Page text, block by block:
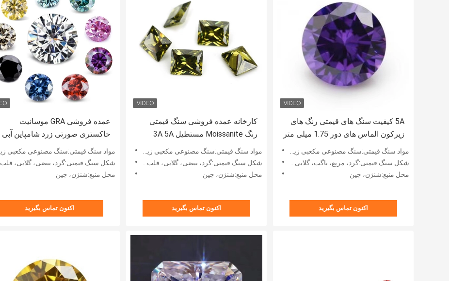
عمده فروشی GRA موسانیت
خاکستری صورتی زرد شامپاین آبی
سبز گرد قطع موسانیت الماس برای
ساخت جواهرات
مواد سنگ قیمتی:سنگ مصنوعی مکعبی زیرکونیا
شکل سنگ قیمتی:گرد، بیضی، گلابی، قلب، مربع، تابشی، کوسن و غیره
محل منبع:شنژن، چین
اکنون تماس بگیرید
کارخانه عمده فروشی سنگ قیمتی
رنگ Moissanite مستطیل 3A 5A
برای حلقه Moissanite
مواد سنگ قیمتی:سنگ مصنوعی مکعبی زیرکونیا
شکل سنگ قیمتی:گرد، بیضی، گلابی، قلب، مربع، تابشی، کوسن و غیره
محل منبع:شنژن، چین
اکنون تماس بگیرید
5A کیفیت سنگ های قیمتی رنگ های
زیرکون الماس های دور 1.75 میلی متر
2.25 میلی متر مصنوعی 5ct برای
حلقه موسانایت
مواد سنگ قیمتی:سنگ مصنوعی مکعبی زیرکونیا
شکل سنگ قیمتی:گرد، مربع، باگت، گلابی، بیضی، مارکیز، قلب و غیره
محل منبع:شنژن، چین
اکنون تماس بگیرید